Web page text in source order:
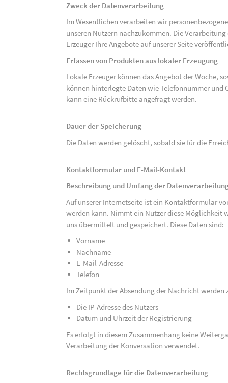
Zweck der Datenverarbeitung
Im Wesentlichen verarbeiten wir
unseren Nutzern nachzukommen. Die
Erzeuger Ihre Angebote auf unserer Seite
Erfassen von Produkten aus lokaler Erzeugung
Lokale Erzeuger können das Angebot der Woche,
können hinterlegte Daten wie Telefonnummer und
kann eine Rückrufbitte angefragt werden.
Dauer der Speicherung
Die Daten werden gelöscht, sobald sie für die
Kontaktformular und E-Mail-Kontakt
Beschreibung und Umfang der
Auf unserer Internetseite ist ein Kontaktformular
werden kann. Nimmt ein Nutzer diese Möglichkeit
uns übermittelt und gespeichert. Diese Daten sind:
Vorname
Nachname
E-Mail-Adresse
Telefon
Im Zeitpunkt der Absendung der Nachricht werden
Die IP-Adresse des Nutzers
Datum und Uhrzeit der Registrierung
Es erfolgt in diesem Zusammenhang keine
Verarbeitung der Konversation verwendet.
Rechtsgrundlage für die Datenverarbeitung